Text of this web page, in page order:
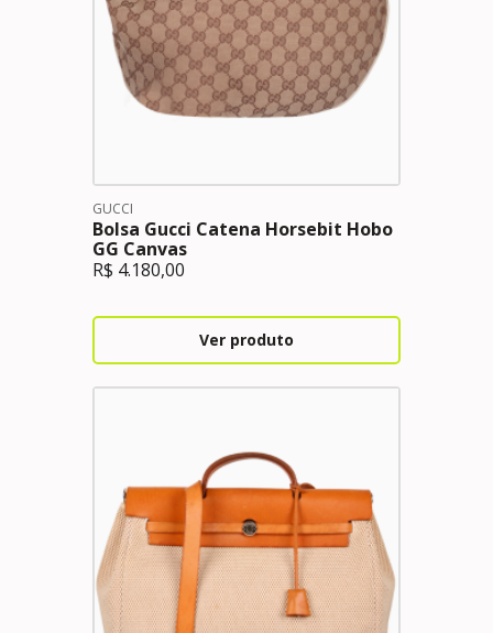
GUCCI
Bolsa Gucci Catena Horsebit Hobo
GG Canvas
R$ 4.180,00
Ver produto